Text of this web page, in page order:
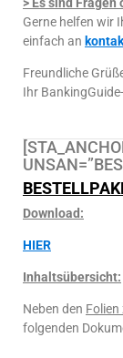
Gerne helfen wir
einfach an
Freundliche
Ihr
Download:
HIER
Inhaltsübersicht:
Neben den
folgenden